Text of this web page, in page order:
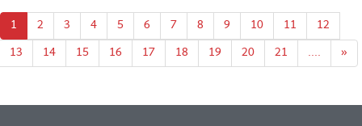
1 2 3 4 5 6 7 8 9 10 11
12
13
14 15 16 17 18 19 20 21 .... »